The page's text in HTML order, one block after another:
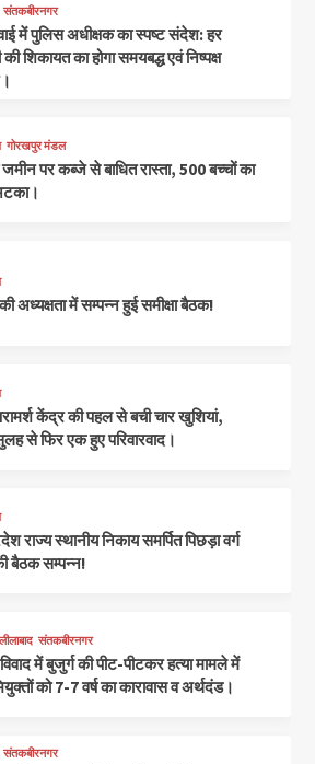
संतकबीरनगर
में पुलिस अधीक्षक का स्पष्ट संदेश: हर
की शिकायत का होगा समयबद्ध एवं निष्पक्ष
गोरखपुर मंडल
पर कब्जे से बाधित रास्ता, 500 बच्चों का
अध्यक्षता में सम्पन्न हुई समीक्षा बैठक!
केंद्र की पहल से बची चार खुशियां,
से फिर एक हुए परिवारवाद।
राज्य स्थानीय निकाय समर्पित पिछड़ा वर्ग
बैठक सम्पन्न!
संतकबीरनगर
में बुजुर्ग की पीट-पीटकर हत्या मामले में
को 7-7 वर्ष का कारावास व अर्थदंड।
संतकबीरनगर